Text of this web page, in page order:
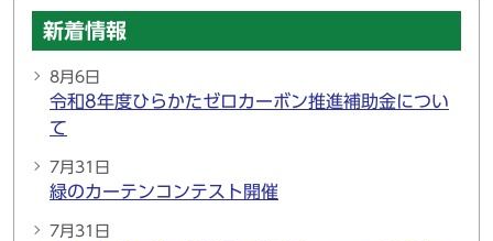
新着情報
8月6日
令和8年度ひらかたゼロカーボン推進補助金につい
て
7月31日
緑のカーテンコンテスト開催
7月31日